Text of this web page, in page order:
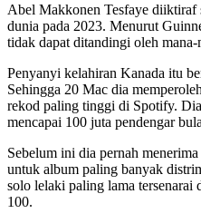
Abel Makkonen Tesfaye diiktiraf
dunia pada 2023. Menurut
tidak dapat ditandingi oleh mana-
Penyanyi kelahiran Kanada itu
Sehingga 20 Mac dia
rekod paling tinggi di Spotify.
mencapai 100 juta pendengar
Sebelum ini dia pernah
untuk album paling banyak
solo lelaki paling lama
100.